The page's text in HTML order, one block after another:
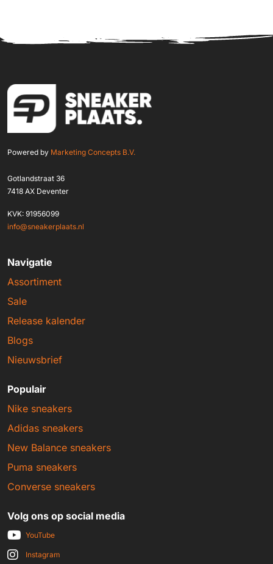
Powered by Marketing Concepts B.V.
Gotlandstraat 36
7418 AX Deventer
KVK: 91956099
info@sneakerplaats.nl
Navigatie
Assortiment
Sale
Release kalender
Blogs
Nieuwsbrief
Populair
Nike sneakers
Adidas sneakers
New Balance sneakers
Puma sneakers
Converse sneakers
Volg ons op social media
YouTube
Instagram